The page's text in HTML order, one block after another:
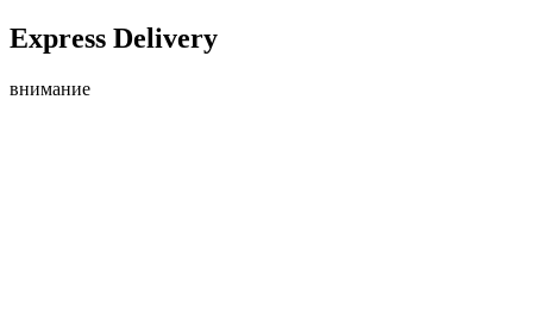
Express Delivery
внимание